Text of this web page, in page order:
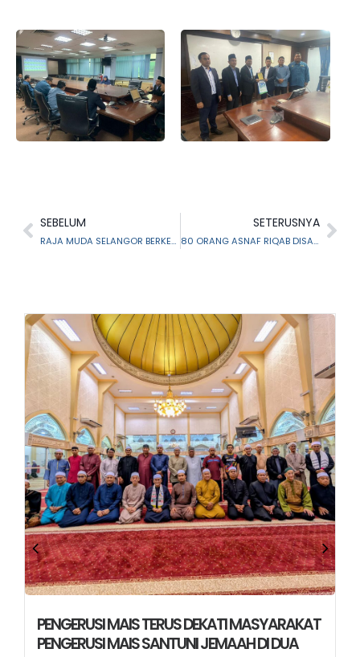
SEBELUM
RAJA MUDA SELANGOR BERKENAN SAMPAIKAN SUMBANGAN AIDILFITRI KEPADA PELAJAR TAHFIZ ISTANA ALAM SHAH
SETERUSNYA
80 ORANG ASNAF RIQAB DISANTUNI DALAM PROGRAM BERBUKA PUASA
PENGERUSI MAIS TERUS DEKATI MASYARAKAT
PENGERUSI MAIS SANTUNI JEMAAH DI DUA